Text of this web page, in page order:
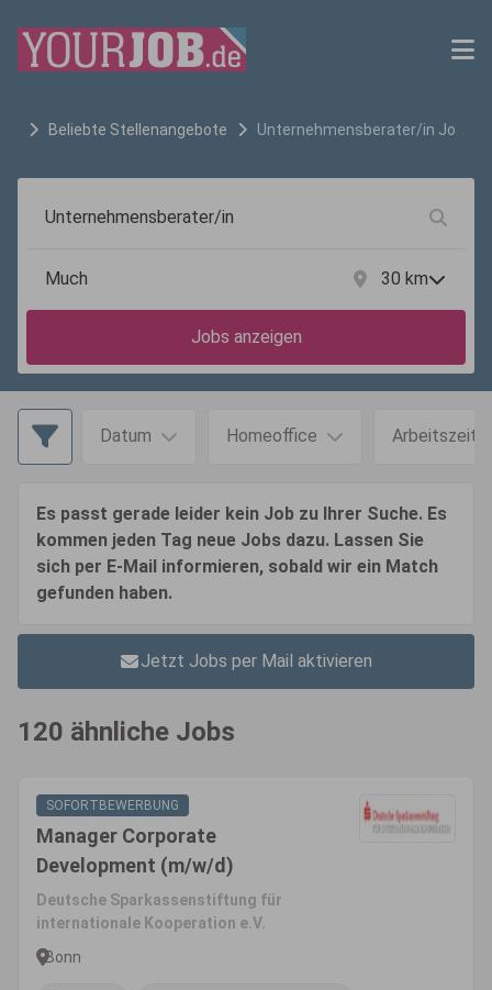
Beliebte Stellenangebote Unternehmensberater/in Jobs
30 km
Jobs anzeigen
Datum Homeoffice Arbeitszeit
Es passt gerade leider kein Job zu Ihrer Suche. Es
kommen jeden Tag neue Jobs dazu. Lassen Sie
sich per E-Mail informieren, sobald wir ein Match
gefunden haben.
Jetzt Jobs per Mail aktivieren
120 ähnliche Jobs
SOFORTBEWERBUNG
Manager Corporate
Development (m/w/d)
Deutsche Sparkassenstiftung für
internationale Kooperation e.V.
Bonn